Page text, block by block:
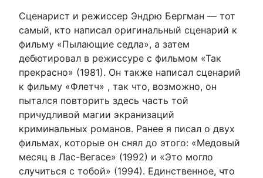
Сценарист и режиссер Эндрю Бергман — тот
самый, кто написал оригинальный сценарий к
фильму «Пылающие седла», а затем
дебютировал в режиссуре с фильмом «Так
прекрасно» (1981). Он также написал сценарий
к фильму «Флетч» , так что, возможно, он
пытался повторить здесь часть той
причудливой магии экранизаций
криминальных романов. Ранее я писал о двух
фильмах, которые он снял до этого: «Медовый
месяц в Лас-Вегасе» (1992) и «Это могло
случиться с тобой» (1994). Единственное, что